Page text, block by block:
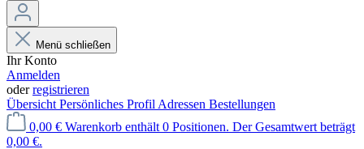
Menü schließen
Ihr Konto
Anmelden
oderregistrieren
Übersicht Persönliches Profil Adressen Bestellungen
0,00 € Warenkorb enthält 0 Positionen. Der Gesamtwert beträgt
0,00 €.